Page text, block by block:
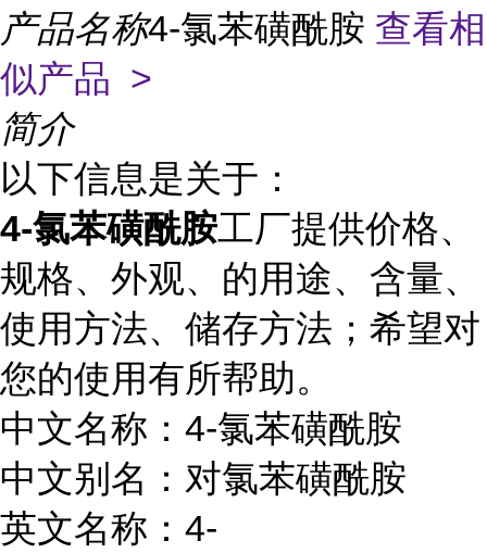
产品名称4-氯苯磺酰胺 查看相
似产品 >
简介
以下信息是关于：
4-氯苯磺酰胺工厂提供价格、
规格、外观、的用途、含量、
使用方法、储存方法；希望对
您的使用有所帮助。
中文名称：4-氯苯磺酰胺
中文别名：对氯苯磺酰胺
英文名称：4-